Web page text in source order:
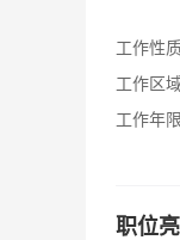
工作性质
工作区域
工作年限
职位